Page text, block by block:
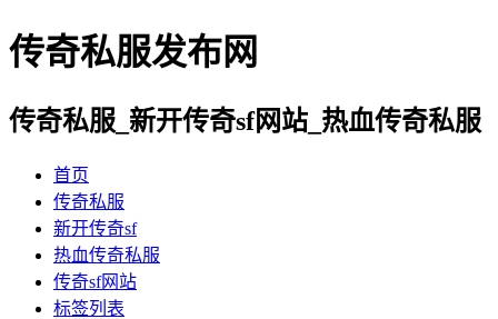
传奇私服发布网
传奇私服_新开传奇sf网站_热血传奇私服
首页
传奇私服
新开传奇sf
热血传奇私服
传奇sf网站
标签列表